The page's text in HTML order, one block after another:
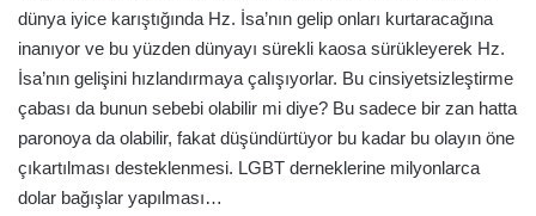
dünya iyice karıştığında Hz. İsa’nın gelip onları kurtaracağına
inanıyor ve bu yüzden dünyayı sürekli kaosa sürükleyerek Hz.
İsa’nın gelişini hızlandırmaya çalışıyorlar. Bu cinsiyetsizleştirme
çabası da bunun sebebi olabilir mi diye? Bu sadece bir zan hatta
paronoya da olabilir, fakat düşündürtüyor bu kadar bu olayın öne
çıkartılması desteklenmesi. LGBT derneklerine milyonlarca
dolar bağışlar yapılması…